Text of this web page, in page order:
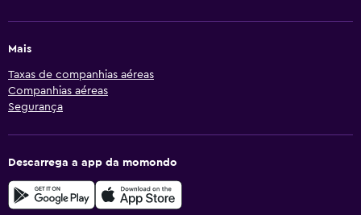
Mais
Taxas de companhias aéreas
Companhias aéreas
Segurança
Descarrega a app da momondo